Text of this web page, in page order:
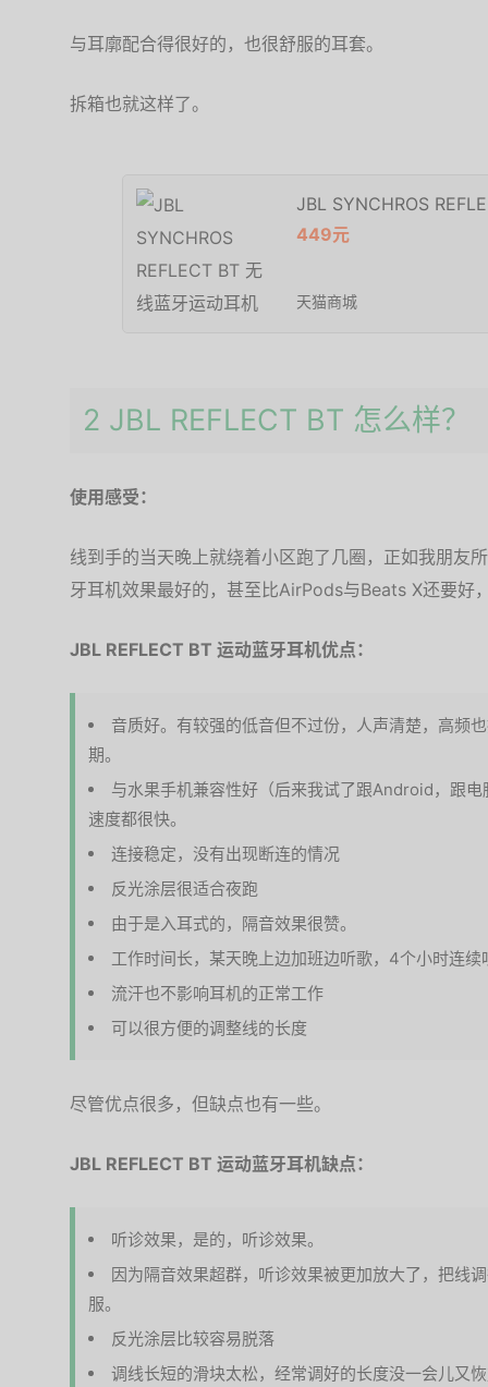
与耳廓配合得很好的，也很舒服的耳套。
拆箱也就这样了。
JBL SYNCHROS
449元
天猫商城
2 JBL REFLECT BT 怎么样？
使用感受：
线到手的当天晚上就绕着小区跑了几圈，正如我朋友
牙耳机效果最好的，甚至比AirPods与Beats X还要好
JBL REFLECT BT 运动蓝牙耳机优点：
音质好。有较强的低音但不过份，人声清楚，高频
期。
与水果手机兼容性好（后来我试了跟Android，跟
速度都很快。
连接稳定，没有出现断连的情况
反光涂层很适合夜跑
由于是入耳式的，隔音效果很赞。
工作时间长，某天晚上边加班边听歌，4个小时连
流汗也不影响耳机的正常工作
可以很方便的调整线的长度
尽管优点很多，但缺点也有一些。
JBL REFLECT BT 运动蓝牙耳机缺点：
听诊效果，是的，听诊效果。
因为隔音效果超群，听诊效果被更加放大了，把线
服。
反光涂层比较容易脱落
调线长短的滑块太松，经常调好的长度没一会儿又